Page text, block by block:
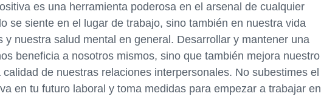
es una herramienta poderosa en el arsenal de cualquier
se siente en el lugar de trabajo, sino también en nuestra vida
y nuestra salud mental en general. Desarrollar y mantener una
beneficia a nosotros mismos, sino que también mejora nuestro
de nuestras relaciones interpersonales. No subestimes el
en tu futuro laboral y toma medidas para empezar a trabajar en